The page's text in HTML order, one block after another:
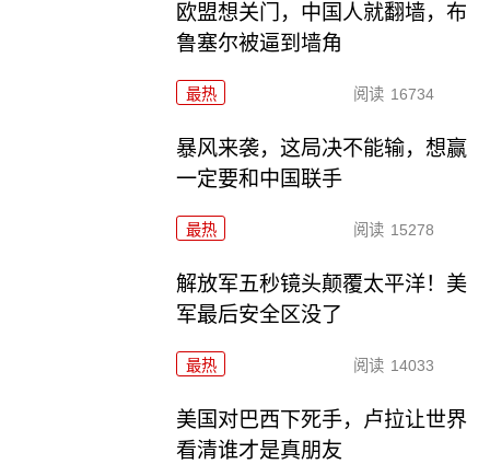
欧盟想关门，中国人就翻墙，布
鲁塞尔被逼到墙角
最热 阅读 16734
暴风来袭，这局决不能输，想赢
一定要和中国联手
最热 阅读 15278
解放军五秒镜头颠覆太平洋！美
军最后安全区没了
最热 阅读 14033
美国对巴西下死手，卢拉让世界
看清谁才是真朋友